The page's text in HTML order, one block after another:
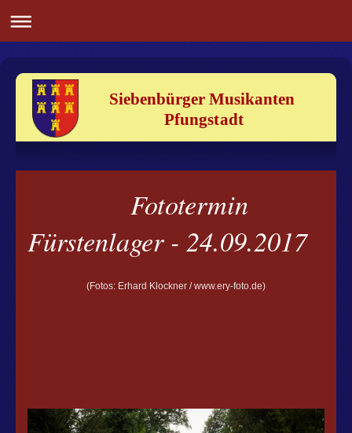
Siebenbürger Musikanten
Pfungstadt
Fototermin
Fürstenlager - 24.09.2017
(Fotos: Erhard Klockner / www.ery-foto.de)